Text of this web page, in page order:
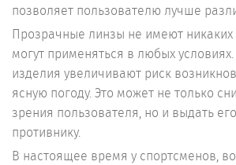
позволяет пользователю лучше
Прозрачные линзы не имеют никаких
могут применяться в любых
изделия увеличивают риск
ясную погоду. Это может не только
зрения пользователя, но и выдать
противнику.
В настоящее время у спортсменов,